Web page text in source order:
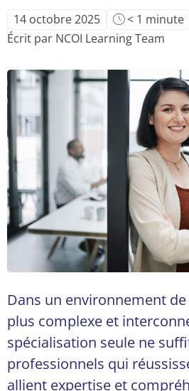
14 octobre 2025
Temps
de
de
l'article:
< 1 minute
Écrit par NCOI Learning Team
Dans un environnement
plus complexe et
spécialisation seule ne
professionnels qui
allient expertise et